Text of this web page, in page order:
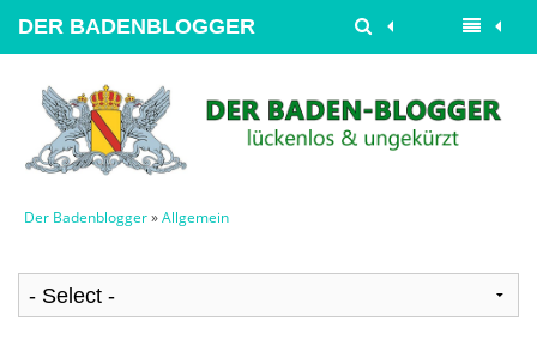
DER BADENBLOGGER
Der Badenblogger»Allgemein